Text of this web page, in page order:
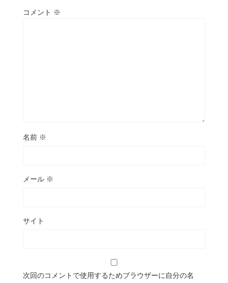
コメント ※
名前 ※
メール ※
サイト
次回のコメントで使用するためブラウザーに自分の名